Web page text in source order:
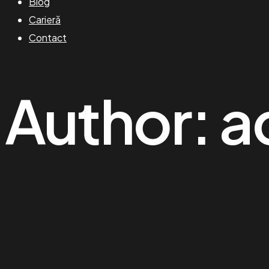
Carieră
Contact
Author: